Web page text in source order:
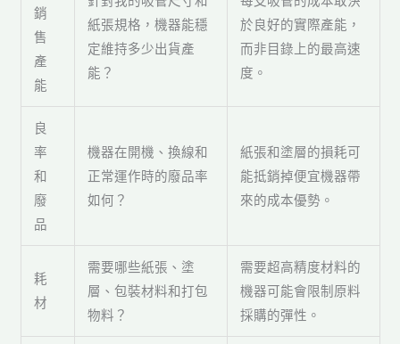
銷
售
產
能
紙張規格，機器能穩
定維持多少出貨產
能？
於良好的實際產能，
而非目錄上的最高速
度。
良
率
和
廢
品
機器在開機、換線和
正常運作時的廢品率
如何？
紙張和塗層的損耗可
能抵銷掉便宜機器帶
來的成本優勢。
耗
材
需要哪些紙張、塗
層、包裝材料和打包
物料？
需要超高精度材料的
機器可能會限制原料
採購的彈性。